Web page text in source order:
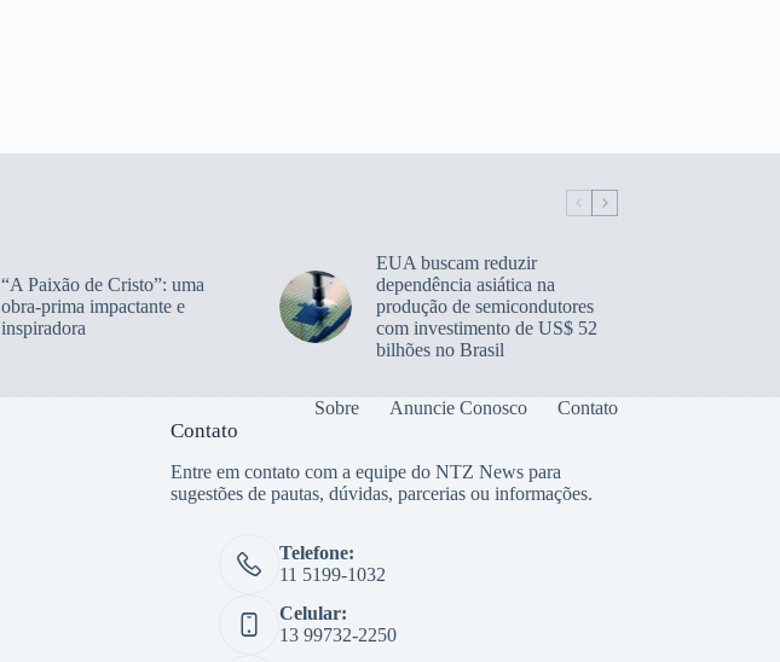
“A Paixão de Cristo”: uma
obra-prima impactante e
inspiradora
EUA buscam reduzir
dependência asiática na
produção de semicondutores
com investimento de US$ 52
bilhões no Brasil
Sobre Anuncie Conosco Contato
Contato
Entre em contato com a equipe do NTZ News para
sugestões de pautas, dúvidas, parcerias ou informações.
Telefone:
11 5199-1032
Celular:
13 99732-2250